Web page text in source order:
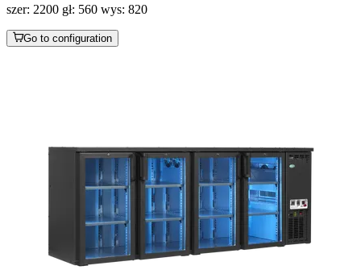
szer: 2200 gł: 560 wys: 820
Go to configuration